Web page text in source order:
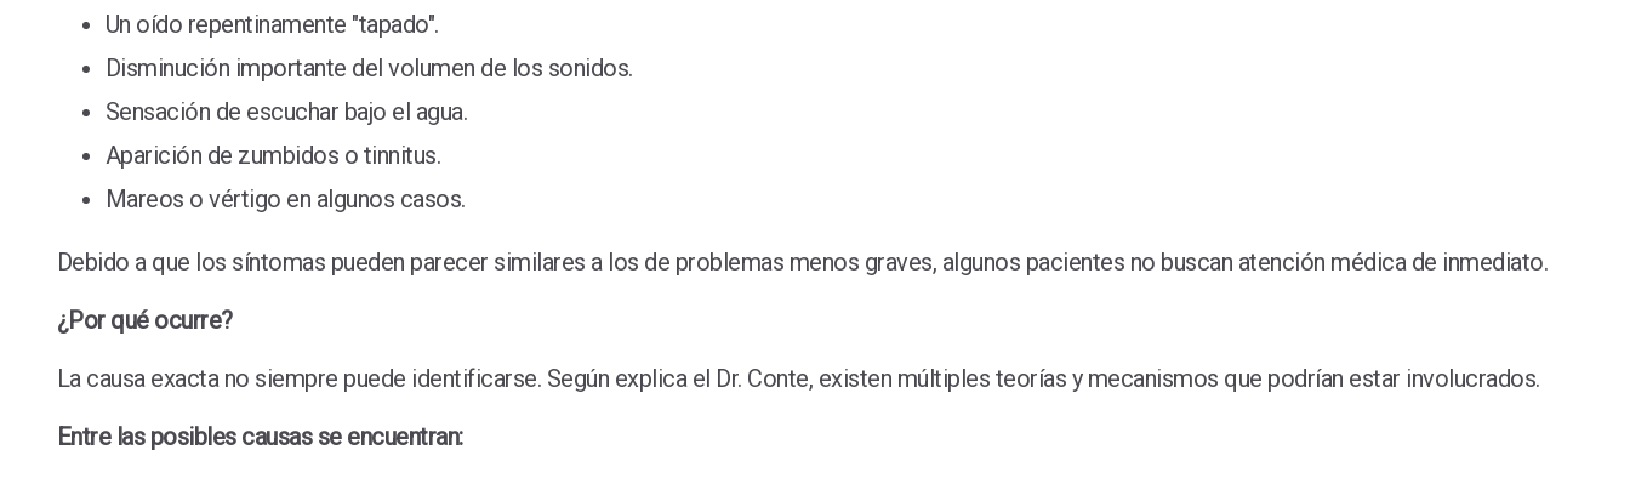
Un oído repentinamente "tapado".
Disminución importante del volumen de los sonidos.
Sensación de escuchar bajo el agua.
Aparición de zumbidos o tinnitus.
Mareos o vértigo en algunos casos.
Debido a que los síntomas pueden parecer similares a los de problemas menos graves, algunos pacientes no buscan atención médica de inmediato.
¿Por qué ocurre?
La causa exacta no siempre puede identificarse. Según explica el Dr. Conte, existen múltiples teorías y mecanismos que podrían estar involucrados.
Entre las posibles causas se encuentran: